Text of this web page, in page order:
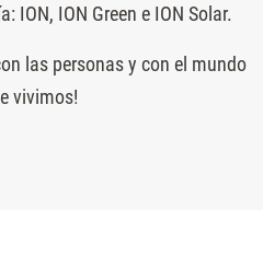
ION, ION Green e ION Solar.
las personas y con el mundo
vivimos!